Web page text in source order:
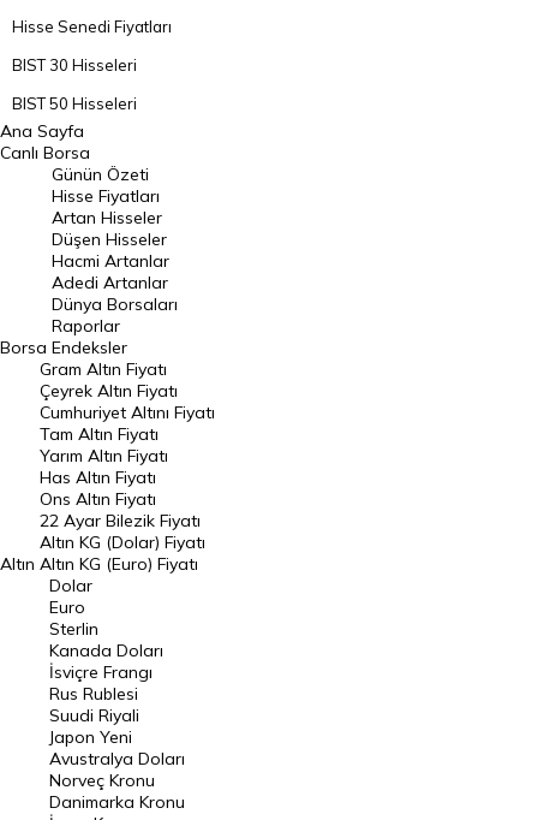
Hisse Senedi Fiyatları
BIST 30 Hisseleri
BIST 50 Hisseleri
BIST 100 Hisseleri
En Çok Artan Hisseler
En Çok Düşen Hisseler
Hacmi Artanlar
Geçmiş Kapanışlar
Dünya Borsaları
Raporlar
Endeksler
DÖVİZ
Döviz Kuru
Dolar Kuru
Euro Kuru
Pound Kuru
Frank Kuru
Riyal Kuru
Avustralya Doları
Danimarka Kronu Kuru
Kanada Doları Kuru
Ana Sayfa
Canlı Borsa
Borsa
Günün Özeti
Hisse Fiyatları
Artan Hisseler
Düşen Hisseler
Hacmi Artanlar
Adedi Artanlar
Dünya Borsaları
Raporlar
Endeksler
Altın
Gram Altın Fiyatı
Çeyrek Altın Fiyatı
Cumhuriyet Altını Fiyatı
Tam Altın Fiyatı
Yarım Altın Fiyatı
Has Altın Fiyatı
Ons Altın Fiyatı
22 Ayar Bilezik Fiyatı
Altın KG (Dolar) Fiyatı
Altın KG (Euro) Fiyatı
Dolar
Euro
Sterlin
Kanada Doları
İsviçre Frangı
Rus Rublesi
Suudi Riyali
Japon Yeni
Avustralya Doları
Norveç Kronu
Danimarka Kronu